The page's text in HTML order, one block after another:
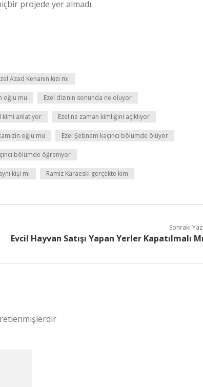
projede yer almadı.
Azad Kenanın kızı mı
oğlu mu Ezel dizinin sonunda ne oluyor
kimi anlatıyor Ezel ne zaman kimliğini açıklıyor
oğlu mu Ezel Şebnem kaçıncı bölümde ölüyor
bölümde öğreniyor
kişi mi Ramiz Karaeski gerçekte kim
Sonraki
Evcil Hayvan Satışı Yapan Yerler Kapatılmalı